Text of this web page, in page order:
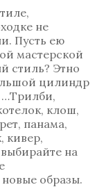
не
Пусть ею
мастерской
стиль? Этно
цилиндр
…Трилби,
клош,
панама,
кивер,
на
образы.